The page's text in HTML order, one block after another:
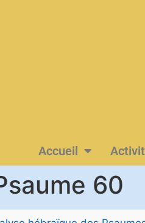
Accueil
60